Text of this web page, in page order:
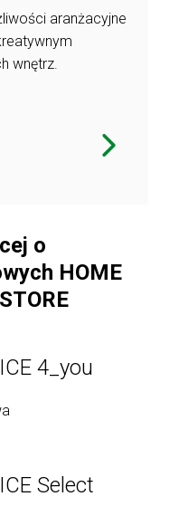
aranżacyjne
wnętrz.
o
HOME
4_you
Select